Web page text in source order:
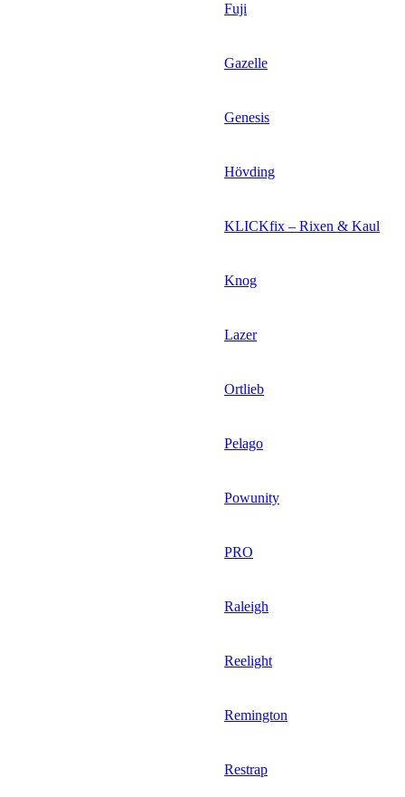
Fuji
Gazelle
Genesis
Hövding
KLICKfix – Rixen & Kaul
Knog
Lazer
Ortlieb
Pelago
Powunity
PRO
Raleigh
Reelight
Remington
Restrap